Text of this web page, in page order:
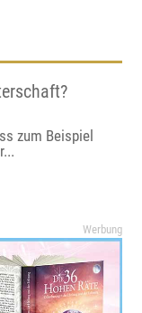
zum Beispiel
Werbung